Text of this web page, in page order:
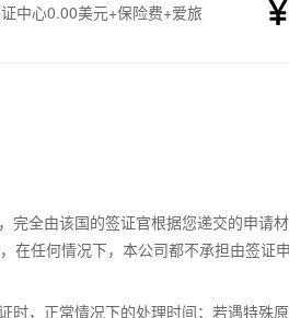
中心0.00美元+保险费+爱旅
完全由该国的签证官根据您递交的申请
在任何情况下，本公司都不承担由签证
时，正常情况下的处理时间；若遇特殊